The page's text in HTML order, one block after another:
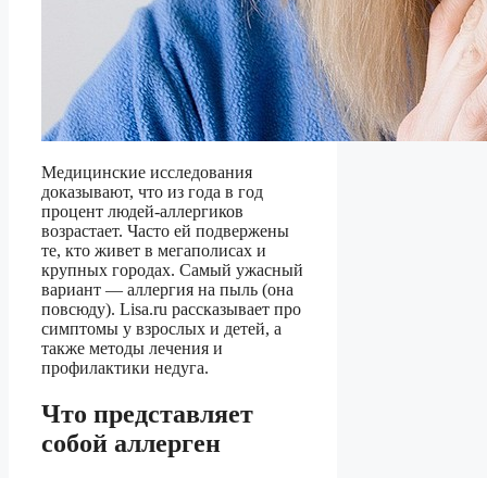
Медицинские исследования
доказывают, что из года в год
процент людей-аллергиков
возрастает. Часто ей подвержены
те, кто живет в мегаполисах и
крупных городах. Самый ужасный
вариант — аллергия на пыль (она
повсюду). Lisa.ru рассказывает про
симптомы у взрослых и детей, а
также методы лечения и
профилактики недуга.
Что представляет
собой аллерген